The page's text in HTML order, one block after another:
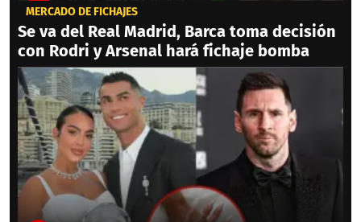
MERCADO DE FICHAJES
Se va del Real Madrid, Barca toma decisión
con Rodri y Arsenal hará fichaje bomba